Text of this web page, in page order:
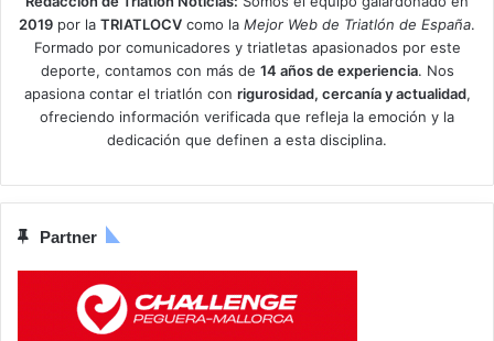
2019 por la TRIATLOCV como la Mejor Web de Triatlón de España.
Formado por comunicadores y triatletas apasionados por este
deporte, contamos con más de 14 años de experiencia. Nos
apasiona contar el triatlón con rigurosidad, cercanía y actualidad,
ofreciendo información verificada que refleja la emoción y la
dedicación que definen a esta disciplina.
Partner